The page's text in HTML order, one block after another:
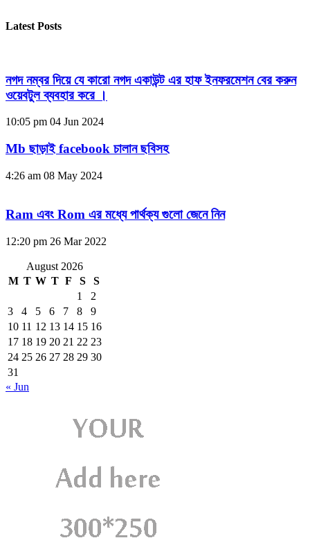
Latest Posts
নগদ নম্বর দিয়ে যে কারো নগদ একাউন্ট এর হাফ ইনফরমেশন বের করুন
ওয়েবটুল ব্যবহার করে ।
10:05 pm 04 Jun 2024
Mb ছাড়াই facebook চালান ছবিসহ
4:26 am 08 May 2024
Ram এবং Rom এর মধ্যে পার্থক্য গুলো জেনে নিন
12:20 pm 26 Mar 2022
August 2026
M T W T F S
S
1
2
3
4 5 6 7 8
9
10 11 12 13 14 15 16
17 18 19 20 21 22 23
24 25 26 27 28 29 30
31
« Jun